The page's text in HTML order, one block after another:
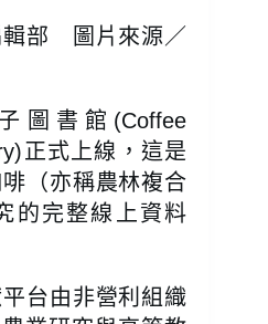
輯部 圖片來源／
圖書館(Coffee
正式上線，這是
（亦稱農林複合
的完整線上資料
台由非營利組織